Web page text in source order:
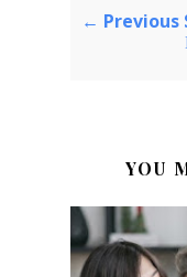
← Previous
YOU